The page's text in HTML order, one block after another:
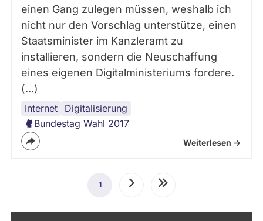
einen Gang zulegen müssen, weshalb ich
nicht nur den Vorschlag unterstütze, einen
Staatsminister im Kanzleramt zu
installieren, sondern die Neuschaffung
eines eigenen Digitalministeriums fordere.
(...)
Internet
Digitalisierung
Bundestag Wahl 2017
Weiterlesen ->
Seitennummerierung
Aktuelle
1 NächsteLetzte